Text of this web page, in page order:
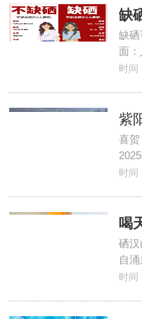
缺
面
时间
喜
时间
喝
硒
自
时间